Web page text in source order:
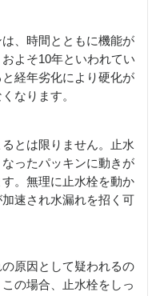
、時間とともに機能が
よそ10年といわれてい
経年劣化により硬化が
なります。
とは限りません。止水
ったパッキンに動きが
。無理に止水栓を動か
速され水漏れを招く可
原因として疑われるの
の場合、止水栓をしっ